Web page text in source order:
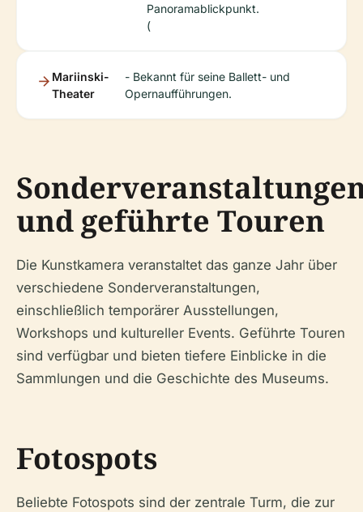
Panoramablickpunkt.
(
Mariinski-
Theater
- Bekannt für seine Ballett- und
Opernaufführungen.
und geführte Touren
Die Kunstkamera veranstaltet das ganze Jahr über
verschiedene Sonderveranstaltungen,
einschließlich temporärer Ausstellungen,
Workshops und kultureller Events. Geführte Touren
sind verfügbar und bieten tiefere Einblicke in die
Sammlungen und die Geschichte des Museums.
Fotospots
Beliebte Fotospots sind der zentrale Turm, die zur